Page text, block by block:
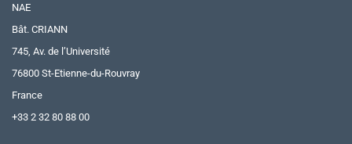
NAE
Bât. CRIANN
745, Av. de l’Université
76800 St-Etienne-du-Rouvray
France
+33 2 32 80 88 00